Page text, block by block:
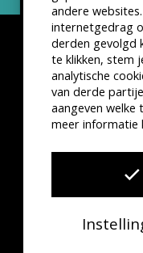
andere
internetgedrag
derden gevolgd
te klikken, stem
analytische
van derde
aangeven welke
meer informatie
Disclaimer
VSCD